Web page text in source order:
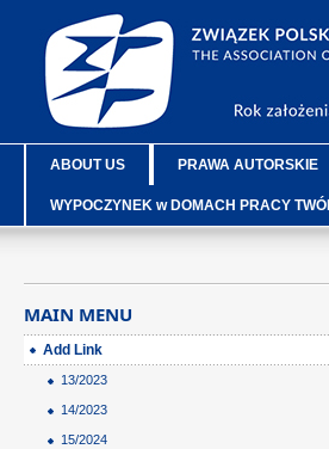
ABOUT US PRAWA AUTORSKIE
WYPOCZYNEK w DOMACH PRACY
MAIN MENU
Add Link
13/2023
14/2023
15/2024